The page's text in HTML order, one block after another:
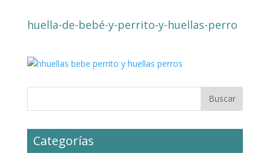
huella-de-bebé-y-perrito-y-huellas-perro
Categorías